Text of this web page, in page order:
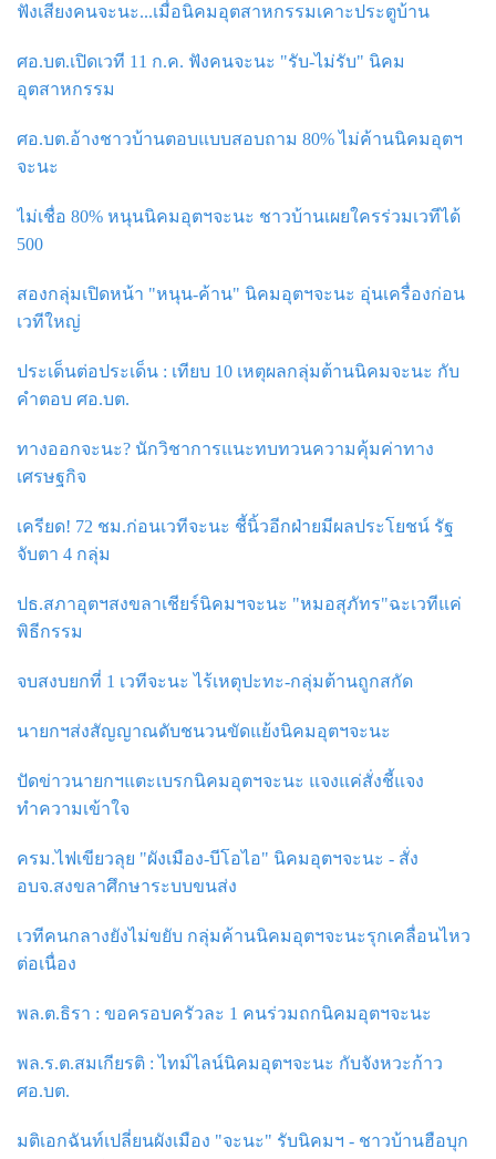
ฟังเสียงคนจะนะ...เมื่อนิคมอุตสาหกรรมเคาะประตูบ้าน
ศอ.บต.เปิดเวที 11 ก.ค. ฟังคนจะนะ "รับ-ไม่รับ" นิคม
อุตสาหกรรม
ศอ.บต.อ้างชาวบ้านตอบแบบสอบถาม 80% ไม่ค้านนิคมอุตฯ
จะนะ
ไม่เชื่อ 80% หนุนนิคมอุตฯจะนะ ชาวบ้านเผยใครร่วมเวทีได้
500
สองกลุ่มเปิดหน้า "หนุน-ค้าน" นิคมอุตฯจะนะ อุ่นเครื่องก่อน
เวทีใหญ่
ประเด็นต่อประเด็น : เทียบ 10 เหตุผลกลุ่มต้านนิคมจะนะ กับ
คำตอบ ศอ.บต.
ทางออกจะนะ? นักวิชาการแนะทบทวนความคุ้มค่าทาง
เศรษฐกิจ
เครียด! 72 ชม.ก่อนเวทีจะนะ ชี้นิ้วอีกฝ่ายมีผลประโยชน์ รัฐ
จับตา 4 กลุ่ม
ปธ.สภาอุตฯสงขลาเชียร์นิคมฯจะนะ "หมอสุภัทร"ฉะเวทีแค่
พิธีกรรม
จบสงบยกที่ 1 เวทีจะนะ ไร้เหตุปะทะ-กลุ่มต้านถูกสกัด
นายกฯส่งสัญญาณดับชนวนขัดแย้งนิคมอุตฯจะนะ
ปัดข่าวนายกฯแตะเบรกนิคมอุตฯจะนะ แจงแค่สั่งชี้แจง
ทำความเข้าใจ
ครม.ไฟเขียวลุย "ผังเมือง-บีโอไอ" นิคมอุตฯจะนะ - สั่ง
อบจ.สงขลาศึกษาระบบขนส่ง
เวทีคนกลางยังไม่ขยับ กลุ่มค้านนิคมอุตฯจะนะรุกเคลื่อนไหว
ต่อเนื่อง
พล.ต.ธิรา : ขอครอบครัวละ 1 คนร่วมถกนิคมอุตฯจะนะ
พล.ร.ต.สมเกียรติ : ไทม์ไลน์นิคมอุตฯจะนะ กับจังหวะก้าว
ศอ.บต.
มติเอกฉันท์เปลี่ยนผังเมือง "จะนะ" รับนิคมฯ - ชาวบ้านฮือบุก